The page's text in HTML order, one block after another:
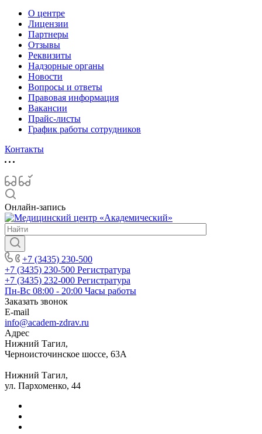
О центре
Лицензии
Партнеры
Отзывы
Реквизиты
Надзорные органы
Новости
Вопросы и ответы
Правовая информация
Вакансии
Прайс-листы
График работы сотрудников
Контакты
Онлайн-запись
+7 (3435) 230-500
+7 (3435) 230-500 Регистратура
+7 (3435) 232-000 Регистратура
Пн-Вс 08:00 - 20:00 Часы работы
Заказать звонок
E-mail
info@academ-zdrav.ru
Адрес
Нижний Тагил,
Черноисточинское шоссе, 63А
Нижний Тагил,
ул. Пархоменко, 44